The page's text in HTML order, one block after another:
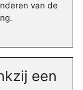
van de
een